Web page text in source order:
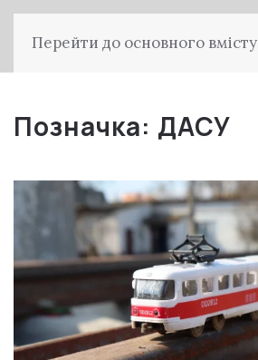
Перейти до основного вмісту
Позначка: ДАСУ